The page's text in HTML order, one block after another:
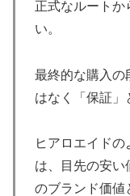
正式なルートか
い。
最終的な購入の
はなく「保証」
ヒアロエイド
は、目先の安い
のブランド価値